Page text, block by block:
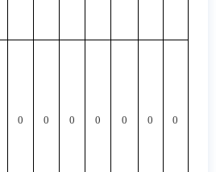
0 0 0 0 0 0 0